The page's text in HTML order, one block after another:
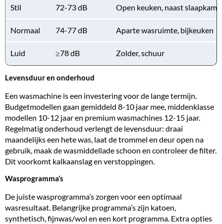
Stil 72-73 dB Open keuken, naast
Normaal 74-77 dB Aparte wasruimte, bijkeuken
Luid ≥78 dB Zolder, schuur
Levensduur en onderhoud
Een wasmachine is een investering voor de lange termijn.
Budgetmodellen gaan gemiddeld 8-10 jaar mee, middenklasse
modellen 10-12 jaar en premium wasmachines 12-15 jaar.
Regelmatig onderhoud verlengt de levensduur: draai
maandelijks een hete was, laat de trommel en deur open na
gebruik, maak de wasmiddellade schoon en controleer de filter.
Dit voorkomt kalkaanslag en verstoppingen.
Wasprogramma’s
De juiste wasprogramma’s zorgen voor een optimaal
wasresultaat. Belangrijke programma’s zijn katoen,
synthetisch, fijnwas/wol en een kort programma. Extra opties